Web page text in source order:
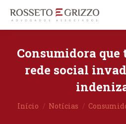
Consumidora que
rede social
Você está aqui:
Início Notícias